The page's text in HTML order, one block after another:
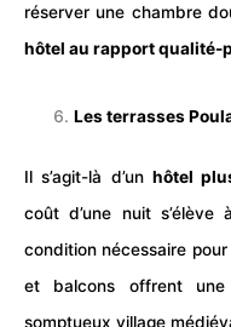
réserver une chambre
hôtel au rapport qualité-
Les terrasses
Il s’agit-là d’un hôtel
coût d’une nuit
condition nécessaire
et balcons offrent
somptueux village